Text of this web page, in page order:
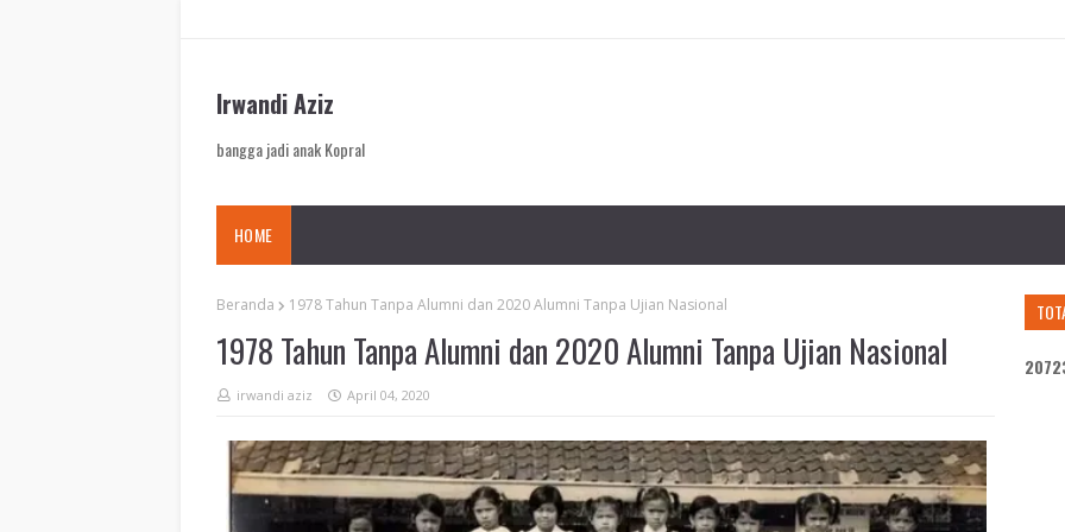
Irwandi Aziz
bangga jadi anak Kopral
HOME
Beranda 1978 Tahun Tanpa Alumni dan 2020 Alumni Tanpa Ujian Nasional
1978 Tahun Tanpa Alumni dan 2020 Alumni Tanpa Ujian Nasional
irwandi aziz April 04, 2020
2072